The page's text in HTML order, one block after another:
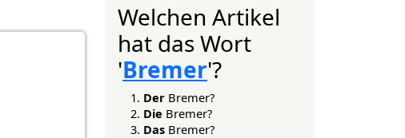
Welchen Artikel
hat das Wort
'Bremer'?
Der Bremer?
Die Bremer?
Das Bremer?